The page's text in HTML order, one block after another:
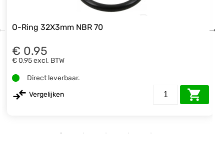
O-Ring 32X3mm NBR 70
€ 0.95
€ 0,95excl. BTW
Direct leverbaar.
Vergelijken